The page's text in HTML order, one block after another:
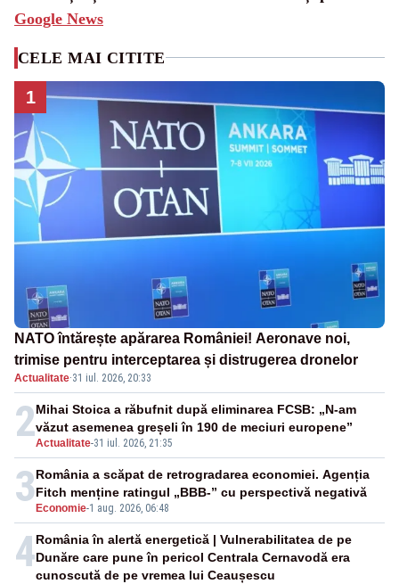
Google News
CELE MAI CITITE
1
NATO întărește apărarea României! Aeronave noi,
trimise pentru interceptarea și distrugerea dronelor
Actualitate·31 iul. 2026, 20:33
2Actualitate-31 iul. 2026, 21:35
Mihai Stoica a răbufnit după eliminarea FCSB: „N-am
văzut asemenea greșeli în 190 de meciuri europene”
3 Economie-1 aug. 2026, 06:48
România a scăpat de retrogradarea economiei. Agenția
Fitch menține ratingul „BBB-” cu perspectivă negativă
4România în alertă energetică | Vulnerabilitatea de pe
Dunăre care pune în pericol Centrala Cernavodă era
cunoscută de pe vremea lui Ceaușescu